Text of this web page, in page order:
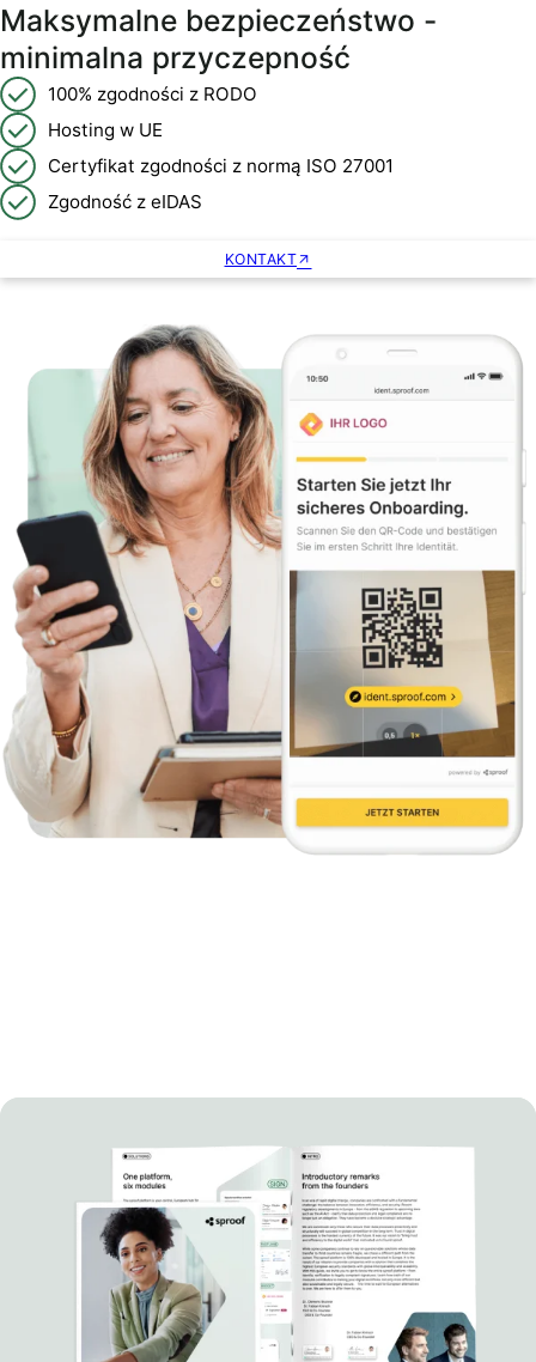
Maksymalne bezpieczeństwo -
minimalna przyczepność
100% zgodności z RODO
Hosting w UE
Certyfikat zgodności z normą ISO 27001
Zgodność z eIDAS
KONTAKT